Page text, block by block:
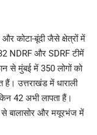
कोटा-बूंदी जैसे क्षेत्रों में
32 NDRF और SDRF टीमें
से मुंबई में 350 लोगों को
हैं। उत्तराखंड में धाराली
42 अभी लापता हैं।
से बालासोर और मयूरभंज में